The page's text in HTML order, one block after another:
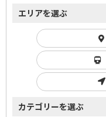
エリアを選ぶ
カテゴリーを選ぶ